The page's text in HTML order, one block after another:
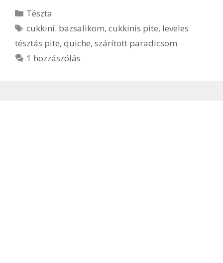
Kategória
Tészta
Címkék
cukkini. bazsalikom,cukkinis pite, leveles
tésztás pite, quiche, szárított paradicsom
1 hozzászólás